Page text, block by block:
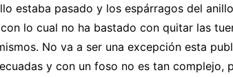
estaba pasado y los espárragos del
lo cual no ha bastado con quitar las
No va a ser una excepción esta
y con un foso no es tan complejo,